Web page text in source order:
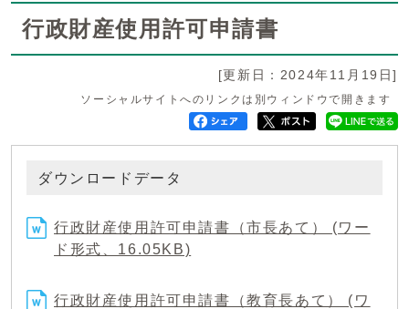
行政財産使用許可申請書
[更新日：2024年11月19日]
ソーシャルサイトへのリンクは別ウィンドウで開きます
ダウンロードデータ
行政財産使用許可申請書（市長あて） (ワー
ド形式、16.05KB)
行政財産使用許可申請書（教育長あて） (ワ